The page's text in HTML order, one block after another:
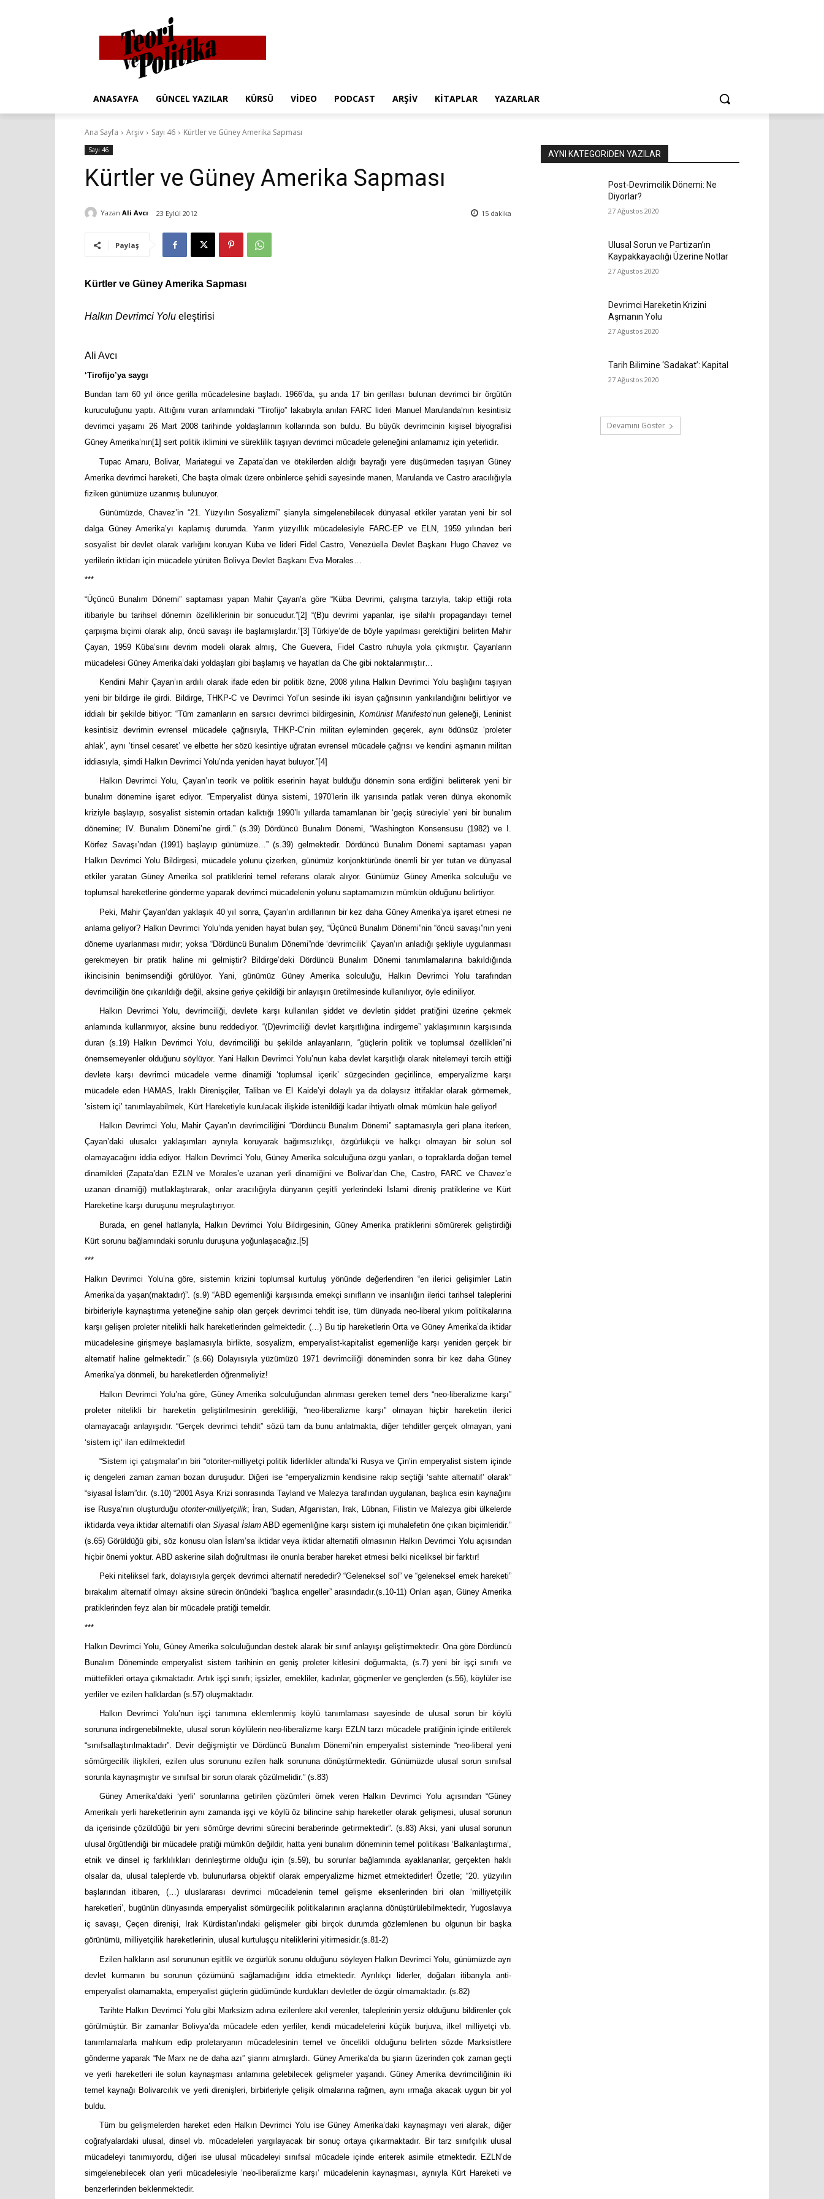
ANASAYFA GÜNCEL YAZILAR KÜRSÜ VIDEO PODCAST ARŞIV KITAPLAR YAZARLAR
Ana Sayfa Arşiv Sayı 46 Kürtler ve Güney Amerika Sapması
Sayı 46
Kürtler ve Güney Amerika Sapması
Yazan Ali Avcı 23 Eylül 2012 15 dakika
Paylaş
Kürtler ve Güney Amerika Sapması
Halkın Devrimci Yolu eleştirisi
Ali Avcı
‘Tirofijo’ya saygı
Bundan tam 60 yıl önce gerilla mücadelesine başladı. 1966’da, şu anda 17 bin gerillası bulunan devrimci bir örgütün
kuruculuğunu yaptı. Attığını vuran anlamındaki “Tirofijo” lakabıyla anılan FARC lideri Manuel Marulanda’nın kesintisiz
devrimci yaşamı 26 Mart 2008 tarihinde yoldaşlarının kollarında son buldu. Bu büyük devrimcinin kişisel biyografisi
Güney Amerika’nın[1] sert politik iklimini ve süreklilik taşıyan devrimci mücadele geleneğini anlamamız için yeterlidir.
Tupac Amaru, Bolivar, Mariategui ve Zapata’dan ve ötekilerden aldığı bayrağı yere düşürmeden taşıyan Güney
Amerika devrimci hareketi, Che başta olmak üzere onbinlerce şehidi sayesinde manen, Marulanda ve Castro aracılığıyla
fiziken günümüze uzanmış bulunuyor.
Günümüzde, Chavez’in “21. Yüzyılın Sosyalizmi” şiarıyla simgelenebilecek dünyasal etkiler yaratan yeni bir sol
dalga Güney Amerika’yı kaplamış durumda. Yarım yüzyıllık mücadelesiyle FARC-EP ve ELN, 1959 yılından beri
sosyalist bir devlet olarak varlığını koruyan Küba ve lideri Fidel Castro, Venezüella Devlet Başkanı Hugo Chavez ve
yerlilerin iktidarı için mücadele yürüten Bolivya Devlet Başkanı Eva Morales…
***
“Üçüncü Bunalım Dönemi” saptaması yapan Mahir Çayan’a göre “Küba Devrimi, çalışma tarzıyla, takip ettiği rota
itibariyle bu tarihsel dönemin özelliklerinin bir sonucudur.”[2] “(B)u devrimi yapanlar, işe silahlı propagandayı temel
çarpışma biçimi olarak alıp, öncü savaşı ile başlamışlardır.”[3] Türkiye’de de böyle yapılması gerektiğini belirten Mahir
Çayan, 1959 Küba’sını devrim modeli olarak almış, Che Guevera, Fidel Castro ruhuyla yola çıkmıştır. Çayanların
mücadelesi Güney Amerika’daki yoldaşları gibi başlamış ve hayatları da Che gibi noktalanmıştır…
Kendini Mahir Çayan’ın ardılı olarak ifade eden bir politik özne, 2008 yılına Halkın Devrimci Yolu başlığını taşıyan
yeni bir bildirge ile girdi. Bildirge, THKP-C ve Devrimci Yol’un sesinde iki isyan çağrısının yankılandığını belirtiyor ve
iddialı bir şekilde bitiyor: “Tüm zamanların en sarsıcı devrimci bildirgesinin, Komünist Manifesto’nun geleneği, Leninist
kesintisiz devrimin evrensel mücadele çağrısıyla, THKP-C’nin militan eyleminden geçerek, aynı ödünsüz ‘proleter
ahlak’, aynı ‘tinsel cesaret’ ve elbette her sözü kesintiye uğratan evrensel mücadele çağrısı ve kendini aşmanın militan
iddiasıyla, şimdi Halkın Devrimci Yolu’nda yeniden hayat buluyor.”[4]
Halkın Devrimci Yolu, Çayan’ın teorik ve politik eserinin hayat bulduğu dönemin sona erdiğini belirterek yeni bir
bunalım dönemine işaret ediyor. “Emperyalist dünya sistemi, 1970’lerin ilk yarısında patlak veren dünya ekonomik
kriziyle başlayıp, sosyalist sistemin ortadan kalktığı 1990’lı yıllarda tamamlanan bir ‘geçiş süreciyle’ yeni bir bunalım
dönemine; IV. Bunalım Dönemi’ne girdi.” (s.39) Dördüncü Bunalım Dönemi, “Washington Konsensusu (1982) ve I.
Körfez Savaşı’ndan (1991) başlayıp günümüze…” (s.39) gelmektedir. Dördüncü Bunalım Dönemi saptaması yapan
Halkın Devrimci Yolu Bildirgesi, mücadele yolunu çizerken, günümüz konjonktüründe önemli bir yer tutan ve dünyasal
etkiler yaratan Güney Amerika sol pratiklerini temel referans olarak alıyor. Günümüz Güney Amerika solculuğu ve
toplumsal hareketlerine gönderme yaparak devrimci mücadelenin yolunu saptamamızın mümkün olduğunu belirtiyor.
Peki, Mahir Çayan’dan yaklaşık 40 yıl sonra, Çayan’ın ardıllarının bir kez daha Güney Amerika’ya işaret etmesi ne
anlama geliyor? Halkın Devrimci Yolu’nda yeniden hayat bulan şey, “Üçüncü Bunalım Dönemi”nin “öncü savaşı”nın yeni
döneme uyarlanması mıdır; yoksa “Dördüncü Bunalım Dönemi”nde ‘devrimcilik’ Çayan’ın anladığı şekliyle uygulanması
gerekmeyen bir pratik haline mi gelmiştir? Bildirge’deki Dördüncü Bunalım Dönemi tanımlamalarına bakıldığında
ikincisinin benimsendiği görülüyor. Yani, günümüz Güney Amerika solculuğu, Halkın Devrimci Yolu tarafından
devrimciliğin öne çıkarıldığı değil, aksine geriye çekildiği bir anlayışın üretilmesinde kullanılıyor, öyle ediniliyor.
Halkın Devrimci Yolu, devrimciliği, devlete karşı kullanılan şiddet ve devletin şiddet pratiğini üzerine çekmek
anlamında kullanmıyor, aksine bunu reddediyor. “(D)evrimciliği devlet karşıtlığına indirgeme” yaklaşımının karşısında
duran (s.19) Halkın Devrimci Yolu, devrimciliği bu şekilde anlayanların, “güçlerin politik ve toplumsal özellikleri”ni
önemsemeyenler olduğunu söylüyor. Yani Halkın Devrimci Yolu’nun kaba devlet karşıtlığı olarak nitelemeyi tercih ettiği
devlete karşı devrimci mücadele verme dinamiği ‘toplumsal içerik’ süzgecinden geçirilince, emperyalizme karşı
mücadele eden HAMAS, Iraklı Direnişçiler, Taliban ve El Kaide’yi dolaylı ya da dolaysız ittifaklar olarak görmemek,
‘sistem içi’ tanımlayabilmek, Kürt Hareketiyle kurulacak ilişkide istenildiği kadar ihtiyatlı olmak mümkün hale geliyor!
Halkın Devrimci Yolu, Mahir Çayan’ın devrimciliğini “Dördüncü Bunalım Dönemi” saptamasıyla geri plana iterken,
Çayan’daki ulusalcı yaklaşımları aynıyla koruyarak bağımsızlıkçı, özgürlükçü ve halkçı olmayan bir solun sol
olamayacağını iddia ediyor. Halkın Devrimci Yolu, Güney Amerika solculuğuna özgü yanları, o topraklarda doğan temel
dinamikleri (Zapata’dan EZLN ve Morales’e uzanan yerli dinamiğini ve Bolivar’dan Che, Castro, FARC ve Chavez’e
uzanan dinamiği) mutlaklaştırarak, onlar aracılığıyla dünyanın çeşitli yerlerindeki İslami direniş pratiklerine ve Kürt
Hareketine karşı duruşunu meşrulaştırıyor.
Burada, en genel hatlarıyla, Halkın Devrimci Yolu Bildirgesinin, Güney Amerika pratiklerini sömürerek geliştirdiği
Kürt sorunu bağlamındaki sorunlu duruşuna yoğunlaşacağız. [5]
***
Halkın Devrimci Yolu’na göre, sistemin krizini toplumsal kurtuluş yönünde değerlendiren “en ilerici gelişimler Latin
Amerika’da yaşan(maktadır)”. (s.9) “ABD egemenliği karşısında emekçi sınıfların ve insanlığın ilerici tarihsel taleplerini
birbirleriyle kaynaştırma yeteneğine sahip olan gerçek devrimci tehdit ise, tüm dünyada neo-liberal yıkım politikalarına
karşı gelişen proleter nitelikli halk hareketlerinden gelmektedir. (…) Bu tip hareketlerin Orta ve Güney Amerika’da iktidar
mücadelesine girişmeye başlamasıyla birlikte, sosyalizm, emperyalist-kapitalist egemenliğe karşı yeniden gerçek bir
alternatif haline gelmektedir.” (s.66) Dolayısıyla yüzümüzü 1971 devrimciliği döneminden sonra bir kez daha Güney
Amerika’ya dönmeli, bu hareketlerden öğrenmeliyiz!
Halkın Devrimci Yolu’na göre, Güney Amerika solculuğundan alınması gereken temel ders “neo-liberalizme karşı”
proleter nitelikli bir hareketin geliştirilmesinin gerekliliği, “neo-liberalizme karşı” olmayan hiçbir hareketin ilerici
olamayacağı anlayışıdır. “Gerçek devrimci tehdit” sözü tam da bunu anlatmakta, diğer tehditler gerçek olmayan, yani
‘sistem içi’ ilan edilmektedir!
“Sistem içi çatışmalar”ın biri “otoriter-milliyetçi politik liderlikler altında”ki Rusya ve Çin’in emperyalist sistem içinde
iç dengeleri zaman zaman bozan duruşudur. Diğeri ise “emperyalizmin kendisine rakip seçtiği ‘sahte alternatif’ olarak”
“siyasal İslam”dır. (s.10) “2001 Asya Krizi sonrasında Tayland ve Malezya tarafından uygulanan, başlıca esin kaynağını
ise Rusya’nın oluşturduğu otoriter-milliyetçilik; İran, Sudan, Afganistan, Irak, Lübnan, Filistin ve Malezya gibi ülkelerde
iktidarda veya iktidar alternatifi olan Siyasal İslam ABD egemenliğine karşı sistem içi muhalefetin öne çıkan biçimleridir.”
(s.65) Görüldüğü gibi, söz konusu olan İslam’sa iktidar veya iktidar alternatifi olmasının Halkın Devrimci Yolu açısından
hiçbir önemi yoktur. ABD askerine silah doğrultması ile onunla beraber hareket etmesi belki niceliksel bir farktır!
Peki niteliksel fark, dolayısıyla gerçek devrimci alternatif nerededir? “Geleneksel sol” ve “geleneksel emek hareketi”
bırakalım alternatif olmayı aksine sürecin önündeki “başlıca engeller” arasındadır.(s.10-11) Onları aşan, Güney Amerika
pratiklerinden feyz alan bir mücadele pratiği temeldir.
***
Halkın Devrimci Yolu, Güney Amerika solculuğundan destek alarak bir sınıf anlayışı geliştirmektedir. Ona göre Dördüncü
Bunalım Döneminde emperyalist sistem tarihinin en geniş proleter kitlesini doğurmakta, (s.7) yeni bir işçi sınıfı ve
müttefikleri ortaya çıkmaktadır. Artık işçi sınıfı; işsizler, emekliler, kadınlar, göçmenler ve gençlerden (s.56), köylüler ise
yerliler ve ezilen halklardan (s.57) oluşmaktadır.
Halkın Devrimci Yolu’nun işçi tanımına eklemlenmiş köylü tanımlaması sayesinde de ulusal sorun bir köylü
sorununa indirgenebilmekte, ulusal sorun köylülerin neo-liberalizme karşı EZLN tarzı mücadele pratiğinin içinde eritilerek
“sınıfsallaştırılmaktadır”. Devir değişmiştir ve Dördüncü Bunalım Dönemi’nin emperyalist sisteminde “neo-liberal yeni
sömürgecilik ilişkileri, ezilen ulus sorununu ezilen halk sorununa dönüştürmektedir. Günümüzde ulusal sorun sınıfsal
sorunla kaynaşmıştır ve sınıfsal bir sorun olarak çözülmelidir.” (s.83)
Güney Amerika’daki ‘yerli’ sorunlarına getirilen çözümleri örnek veren Halkın Devrimci Yolu açısından “Güney
Amerikalı yerli hareketlerinin aynı zamanda işçi ve köylü öz bilincine sahip hareketler olarak gelişmesi, ulusal sorunun
da içerisinde çözüldüğü bir yeni sömürge devrimi sürecini beraberinde getirmektedir”. (s.83) Aksi, yani ulusal sorunun
ulusal örgütlendiği bir mücadele pratiği mümkün değildir, hatta yeni bunalım döneminin temel politikası ‘Balkanlaştırma’,
etnik ve dinsel iç farklılıkları derinleştirme olduğu için (s.59), bu sorunlar bağlamında ayaklananlar, gerçekten haklı
olsalar da, ulusal taleplerde vb. bulunurlarsa objektif olarak emperyalizme hizmet etmektedirler! Özetle; “20. yüzyılın
başlarından itibaren, (…) uluslararası devrimci mücadelenin temel gelişme eksenlerinden biri olan ‘milliyetçilik
hareketleri’, bugünün dünyasında emperyalist sömürgecilik politikalarının araçlarına dönüştürülebilmektedir, Yugoslavya
iç savaşı, Çeçen direnişi, Irak Kürdistan’ındaki gelişmeler gibi birçok durumda gözlemlenen bu olgunun bir başka
görünümü, milliyetçilik hareketlerinin, ulusal kurtuluşçu niteliklerini yitirmesidir.(s.81-2)
Ezilen halkların asıl sorununun eşitlik ve özgürlük sorunu olduğunu söyleyen Halkın Devrimci Yolu, günümüzde ayrı
devlet kurmanın bu sorunun çözümünü sağlamadığını iddia etmektedir. Ayrılıkçı liderler, doğaları itibarıyla anti-
emperyalist olamamakta, emperyalist güçlerin güdümünde kurdukları devletler de özgür olmamaktadır. (s.82)
Tarihte Halkın Devrimci Yolu gibi Marksizm adına ezilenlere akıl verenler, taleplerinin yersiz olduğunu bildirenler çok
görülmüştür. Bir zamanlar Bolivya’da mücadele eden yerliler, kendi mücadelelerini küçük burjuva, ilkel milliyetçi vb.
tanımlamalarla mahkum edip proletaryanın mücadelesinin temel ve öncelikli olduğunu belirten sözde Marksistlere
gönderme yaparak “Ne Marx ne de daha azı” şiarını atmışlardı. Güney Amerika’da bu şiarın üzerinden çok zaman geçti
ve yerli hareketleri ile solun kaynaşması anlamına gelebilecek gelişmeler yaşandı. Güney Amerika devrimciliğinin iki
temel kaynağı Bolivarcılık ve yerli direnişleri, birbirleriyle çelişik olmalarına rağmen, aynı ırmağa akacak uygun bir yol
buldu.
Tüm bu gelişmelerden hareket eden Halkın Devrimci Yolu ise Güney Amerika’daki kaynaşmayı veri alarak, diğer
coğrafyalardaki ulusal, dinsel vb. mücadeleleri yargılayacak bir sonuç ortaya çıkarmaktadır. Bir tarz sınıfçılık ulusal
mücadeleyi tanımıyordu, diğeri ise ulusal mücadeleyi sınıfsal mücadele içinde eriterek asimile etmektedir. EZLN’de
simgelenebilecek olan yerli mücadelesiyle ‘neo-liberalizme karşı’ mücadelenin kaynaşması, aynıyla Kürt Hareketi ve
benzerlerinden beklenmektedir.
AYNI KATEGORIDEN YAZILAR
Post-Devrimcilik Dönemi: Ne
Diyorlar?
27 Ağustos 2020
Ulusal Sorun ve Partizan’ın
Kaypakkayacılığı Üzerine Notlar
27 Ağustos 2020
Devrimci Hareketin Krizini
Aşmanın Yolu
27 Ağustos 2020
Tarih Bilimine ‘Sadakat’: Kapital
27 Ağustos 2020
Devamını Göster